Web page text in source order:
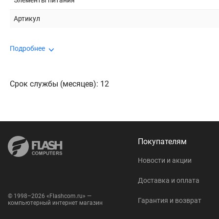
Артикул
Подробнее
Срок службы (месяцев): 12
© 1998–2026 «Flashcom.ru» —
компьютерный интернет магазин
Покупателям
Новости и акции
Доставка и оплата
Гарантия и возврат